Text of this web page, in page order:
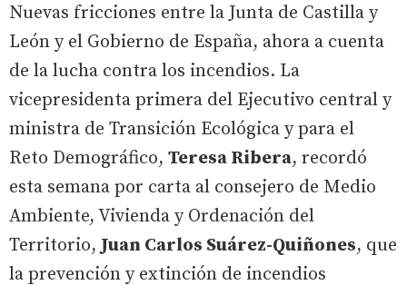
Nuevas fricciones entre la Junta de Castilla y
León y el Gobierno de España, ahora a cuenta
de la lucha contra los incendios. La
vicepresidenta primera del Ejecutivo central y
ministra de Transición Ecológica y para el
Reto Demográfico, Teresa Ribera, recordó
esta semana por carta al consejero de Medio
Ambiente, Vivienda y Ordenación del
Territorio, Juan Carlos Suárez-Quiñones, que
la prevención y extinción de incendios